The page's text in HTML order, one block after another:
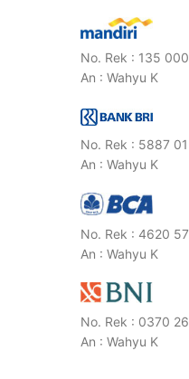
No. Rek : 135
An : Wahyu K
No. Rek : 5887
An : Wahyu K
No. Rek : 4620
An : Wahyu K
No. Rek : 0370
An : Wahyu K